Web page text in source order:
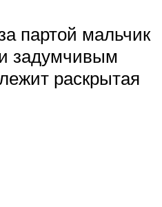
партой мальчик
задумчивым
раскрытая